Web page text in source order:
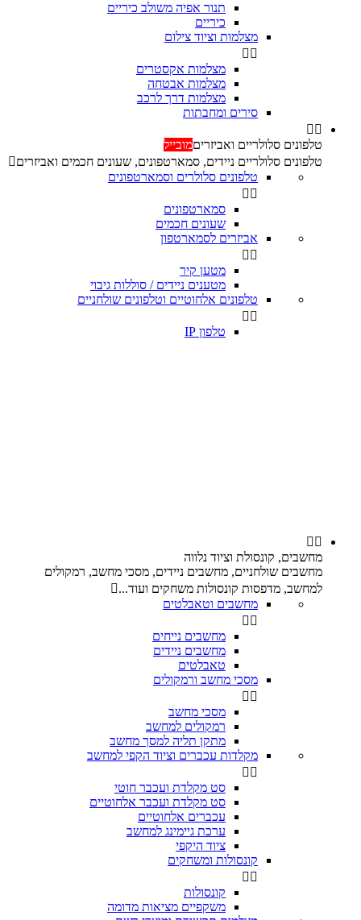
‏תנור אפיה משולב כיריים
כיריים
מצלמות וציוד צילום
 
מצלמות אקסטרים
מצלמות אבטחה
מצלמות דרך לרכב
סירים ומחבתות
 
טלפונים סלולריים ואביזריםמובייל
טלפונים סלולריים ניידים, סמארטפונים, שעונים חכמים ואביזרים
טלפונים סלולרים וסמארטפונים
 
סמארטפונים
שעונים חכמים
אביזרים לסמארטפון
 
מטען קיר
מטענים ניידים / סוללות גיבוי
טלפונים אלחוטיים וטלפונים שולחניים
 
טלפון IP
 
מחשבים, קונסולת וציוד נלווה
מחשבים שולחניים, מחשבים ניידים, מסכי מחשב, רמקולים
למחשב, מדפסות קונסולות משחקים ועוד...
מחשבים וטאבלטים
 
מחשבים נייחים
מחשבים ניידים
טאבלטים
מסכי מחשב ורמקולים
 
מסכי מחשב
רמקולים למחשב
מתקן תליה למסך מחשב
מקלדות עכברים וציוד הקפי למחשב
 
סט מקלדת ועכבר חוטי
סט מקלדת ועכבר אלחוטיים
עכברים אלחוטיים
ערכת גיימינג למחשב
ציוד היקפי
קונסולות ומשחקים
 
קונסולות
משקפיים מציאות מדומה